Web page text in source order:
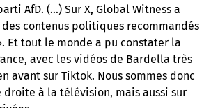
AfD. (…) Sur X, Global Witness a
des contenus politiques recommandés
Et tout le monde a pu constater la
avec les vidéos de Bardella très
avant sur Tiktok. Nous sommes donc
droite à la télévision, mais aussi sur